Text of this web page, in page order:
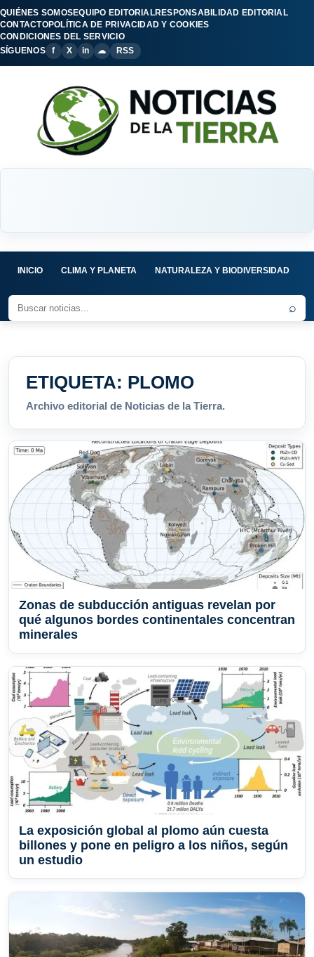
QUIÉNES SOMOSEQUIPO EDITORIALRESPONSABILIDAD EDITORIAL
CONTACTOPOLÍTICA DE PRIVACIDAD Y COOKIES
CONDICIONES DEL SERVICIO
SÍGUENOS
f X in ☁ RSS
INICIO CLIMA Y PLANETA NATURALEZA Y BIODIVERSIDAD
⌕
ETIQUETA: PLOMO
Archivo editorial de Noticias de la Tierra.
Zonas de subducción antiguas revelan por
qué algunos bordes continentales concentran
minerales
La exposición global al plomo aún cuesta
billones y pone en peligro a los niños, según
un estudio